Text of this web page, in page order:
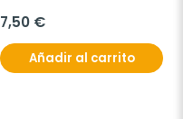
7,50 €
Añadir al carrito